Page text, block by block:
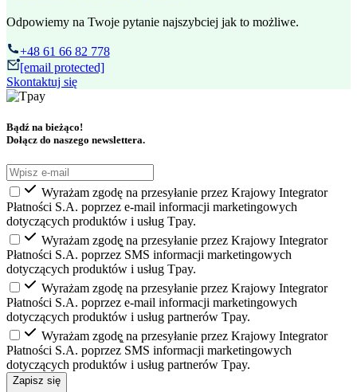
Odpowiemy na Twoje pytanie najszybciej jak to możliwe.
+48 61 66 82 778
[email protected]
Skontaktuj się
Bądź na bieżąco!
Dołącz do naszego newslettera.
Wyrażam zgodę na przesyłanie przez Krajowy Integrator
Płatności S.A. poprzez e-mail informacji marketingowych
dotyczących produktów i usług Tpay.
Wyrażam zgodę̨ na przesyłanie przez Krajowy Integrator
Płatności S.A. poprzez SMS informacji marketingowych
dotyczących produktów i usług Tpay.
Wyrażam zgodę na przesyłanie przez Krajowy Integrator
Płatności S.A. poprzez e-mail informacji marketingowych
dotyczących produktów i usług partnerów Tpay.
Wyrażam zgodę̨ na przesyłanie przez Krajowy Integrator
Płatności S.A. poprzez SMS informacji marketingowych
dotyczących produktów i usług partnerów Tpay.
Zapisz się